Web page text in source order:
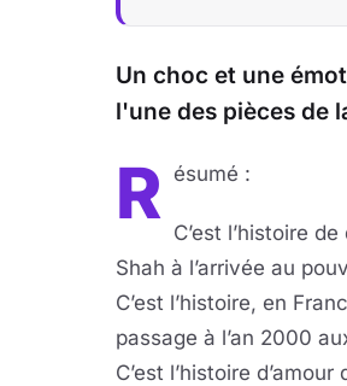
Un choc et une
l'une des pièces de
R ésumé :
C’est l’histoire
Shah à l’arrivée au
C’est l’histoire, en
passage à l’an 2000
C’est l’histoire